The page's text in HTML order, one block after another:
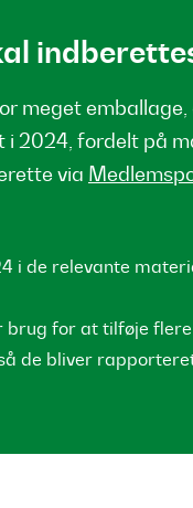
meget emballage,
2024, fordelt på
via
i de relevante
brug for at tilføje
de bliver